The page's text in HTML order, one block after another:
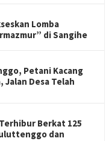
Lomba
di Sangihe
Petani Kacang
Desa Telah
Berkat 125
dan